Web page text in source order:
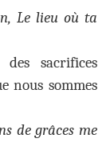
Le lieu où ta
sacrifices
nous sommes
de grâces me